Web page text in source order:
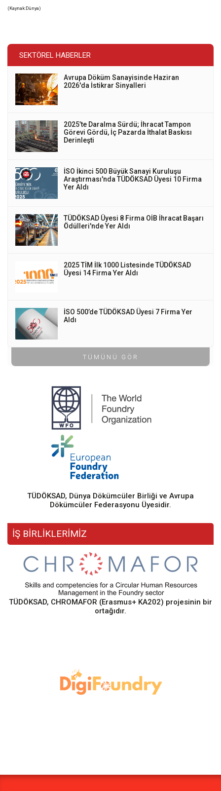
(Kaynak:Dünya)
SEKTÖREL HABERLER
Avrupa Döküm Sanayisinde Haziran
2026'da İstikrar Sinyalleri
2025’te Daralma Sürdü; İhracat Tampon
Görevi Gördü, İç Pazarda İthalat Baskısı
Derinleşti
İSO İkinci 500 Büyük Sanayi Kuruluşu
Araştırması'nda TÜDÖKSAD Üyesi 10 Firma
Yer Aldı
TÜDÖKSAD Üyesi 8 Firma OİB İhracat Başarı
Ödülleri'nde Yer Aldı
2025 TİM İlk 1000 Listesinde TÜDÖKSAD
Üyesi 14 Firma Yer Aldı
İSO 500’de TÜDÖKSAD Üyesi 7 Firma Yer
Aldı
TÜMÜNÜ GÖR
TÜDÖKSAD, Dünya Dökümcüler Birliği ve Avrupa
Dökümcüler Federasyonu Üyesidir.
İŞ BİRLİKLERİMİZ
TÜDÖKSAD, CHROMAFOR (Erasmus+ KA202) projesinin bir
ortağıdır.